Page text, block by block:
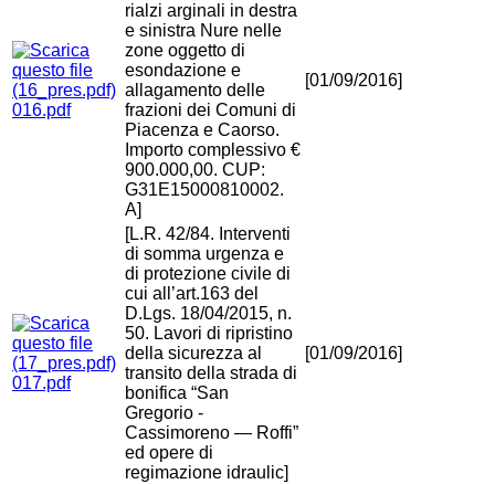
016.pdf
rialzi arginali in destra
e sinistra Nure nelle
zone oggetto di
esondazione e
allagamento delle
frazioni dei Comuni di
Piacenza e Caorso.
Importo complessivo €
900.000,00. CUP:
G31E15000810002.
A]
[01/09/2016]
017.pdf
[L.R. 42/84. Interventi
di somma urgenza e
di protezione civile di
cui all’art.163 del
D.Lgs. 18/04/2015, n.
50. Lavori di ripristino
della sicurezza al
transito della strada di
bonifica “San
Gregorio -
Cassimoreno — Roffi”
ed opere di
regimazione idraulic]
[01/09/2016]